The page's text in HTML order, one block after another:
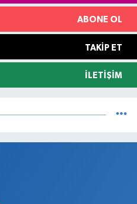
ABONE OL
TAKIP ET
İLETIŞIM